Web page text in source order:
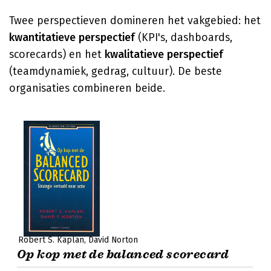
Twee perspectieven domineren het vakgebied: het
kwantitatieve perspectief(KPI's, dashboards,
scorecards) en het kwalitatieve perspectief
(teamdynamiek, gedrag, cultuur). De beste
organisaties combineren beide.
Robert S. Kaplan David Norton
Op kop met de balanced scorecard